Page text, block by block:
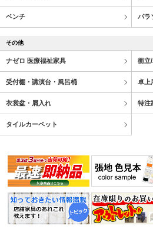
ベンチ パラ
その他
ナゼロ 医療福祉家具 衝立
受付棚・講演台・風呂桶 卓上
衣裳盆・屑入れ 特注
タイルカーペット